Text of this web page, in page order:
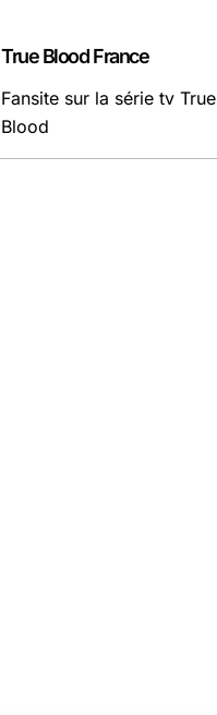
True Blood France
Fansite sur la série tv True
Blood